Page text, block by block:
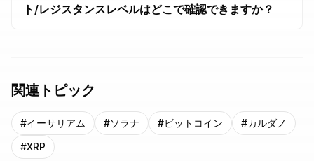
ト/レジスタンスレベルはどこで確認できますか？
関連トピック
#イーサリアム #ソラナ #ビットコイン #カルダノ
#XRP